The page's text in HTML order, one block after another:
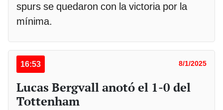
spurs se quedaron con la victoria por la
mínima.
16:53 8/1/2025
Lucas Bergvall anotó el 1-0 del
Tottenham